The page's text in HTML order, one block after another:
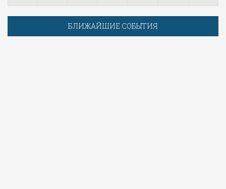
БЛИЖАЙШИЕ СОБЫТИЯ